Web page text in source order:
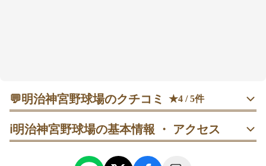
💬明治神宮野球場のクチコミ ★4 / 5件
訪問日：2024/07/24
試合は歴史的な乱打戦でとても盛り上がりました。
ℹ️明治神宮野球場の基本情報 ・ アクセス